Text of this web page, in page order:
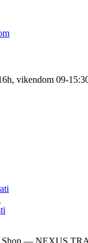
vikendom 09-
Shop — NEXUS